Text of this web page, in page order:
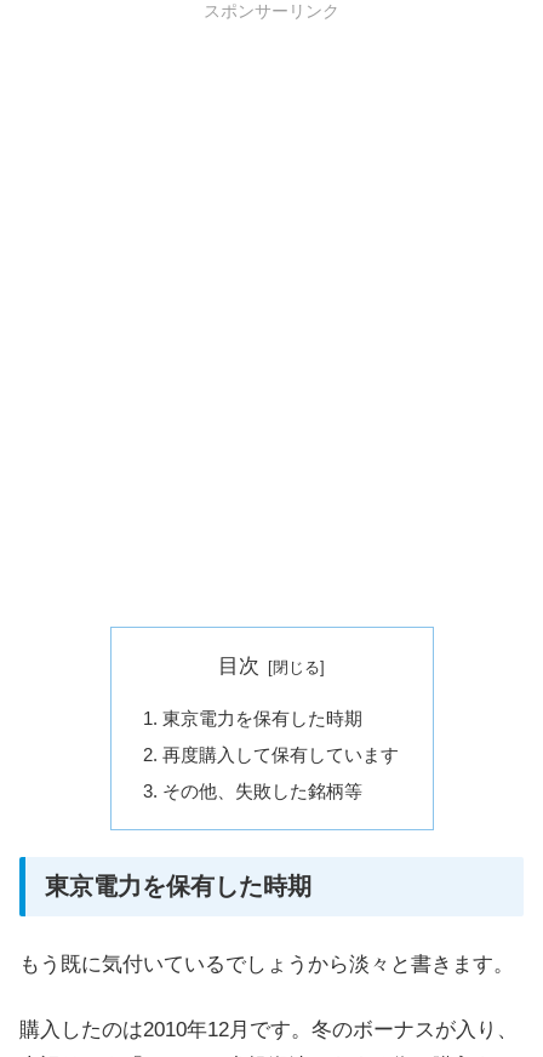
スポンサーリンク
目次
東京電力を保有した時期
再度購入して保有しています
その他、失敗した銘柄等
東京電力を保有した時期
もう既に気付いているでしょうから淡々と書きます。
購入したのは2010年12月です。冬のボーナスが入り、